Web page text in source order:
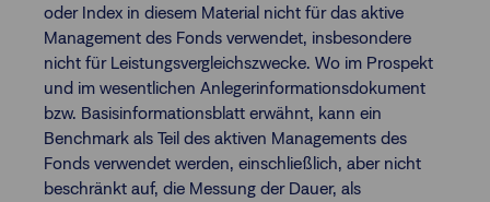
oder Index in diesem Material nicht für das aktive
Management des Fonds verwendet, insbesondere
nicht für Leistungsvergleichszwecke. Wo im Prospekt
und im wesentlichen Anlegerinformationsdokument
bzw. Basisinformationsblatt erwähnt, kann ein
Benchmark als Teil des aktiven Managements des
Fonds verwendet werden, einschließlich, aber nicht
beschränkt auf, die Messung der Dauer, als